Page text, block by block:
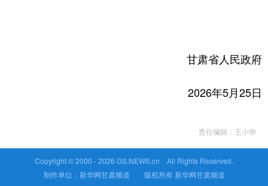
甘肃省人民政府
2026年5月25日
责任编辑：王小华
Copyright © 2000 -2026 GS.NEWS.cn All Rights Reserved.
制作单位：新华网甘肃频道 版权所有 新华网甘肃频道